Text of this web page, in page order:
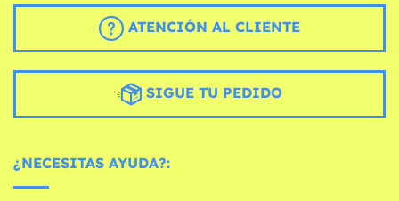
ATENCIÓN AL CLIENTE
SIGUE TU PEDIDO
¿NECESITAS AYUDA?: